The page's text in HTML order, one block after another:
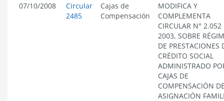
07/10/2008
Circular
2485
Cajas de
Compensación
MODIFICA Y
COMPLEMENTA
CIRCULAR N° 2.052
2003, SOBRE
DE PRESTACIONES
CRÉDITO SOCIAL
ADMINISTRADO
CAJAS DE
COMPENSACIÓN
ASIGNACIÓN